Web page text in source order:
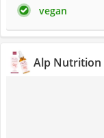
vegan
Alp Nutrition